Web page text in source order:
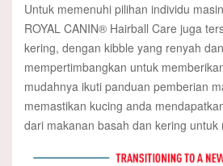
Untuk memenuhi pilihan individu
ROYAL CANIN® Hairball Care juga
kering, dengan kibble yang renyah
mempertimbangkan untuk
mudahnya ikuti panduan pemberian
memastikan kucing anda
dari makanan basah dan kering untuk